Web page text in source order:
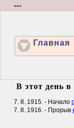
---
Главная
В этот день
7. 8. 1915. - Начало
7. 8. 1916. - Прорыв